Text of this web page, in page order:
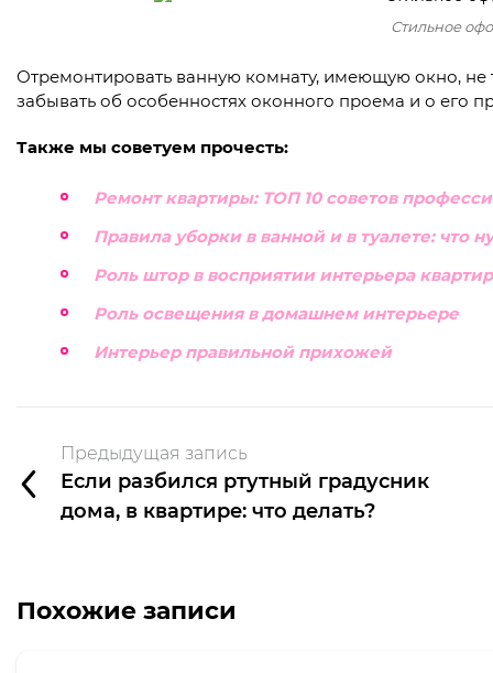
Стильное
Отремонтировать ванную комнату, имеющую окно,
забывать об особенностях оконного проема и о его
Также мы советуем прочесть:
Ремонт квартиры: ТОП 10 советов
Правила уборки в ванной и в туалете: что
Роль штор в восприятии интерьера
Роль освещения в домашнем интерьере
Интерьер правильной прихожей
Предыдущая запись
Если разбился ртутный градусник
дома, в квартире: что делать?
Похожие записи